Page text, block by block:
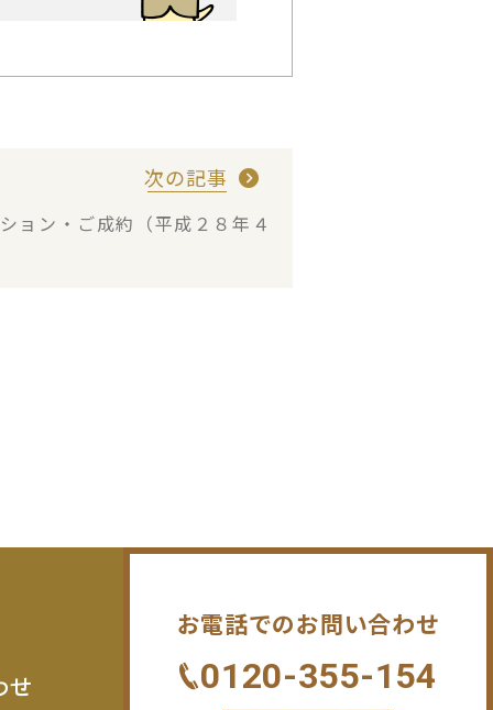
次の記事
ョン・ご成約（平成２８年４
せ
お電話でのお問い合わせ
0120-355-154